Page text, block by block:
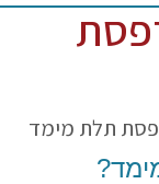
תלת מימד